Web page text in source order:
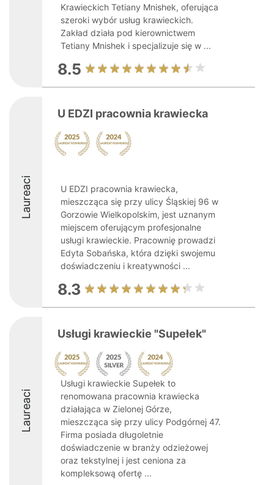
Krawieckich Tetiany Mnishek, oferująca
szeroki wybór usług krawieckich.
Zakład działa pod kierownictwem
Tetiany Mnishek i specjalizuje się w ...
8.5
Laureaci
U EDZI pracownia krawiecka
U EDZI pracownia krawiecka,
mieszcząca się przy ulicy Śląskiej 96 w
Gorzowie Wielkopolskim, jest uznanym
miejscem oferującym profesjonalne
usługi krawieckie. Pracownię prowadzi
Edyta Sobańska, która dzięki swojemu
doświadczeniu i kreatywności ...
8.3
Laureaci
Usługi krawieckie "Supełek"
Usługi krawieckie Supełek to
renomowana pracownia krawiecka
działająca w Zielonej Górze,
mieszcząca się przy ulicy Podgórnej 47.
Firma posiada długoletnie
doświadczenie w branży odzieżowej
oraz tekstylnej i jest ceniona za
kompleksową ofertę ...